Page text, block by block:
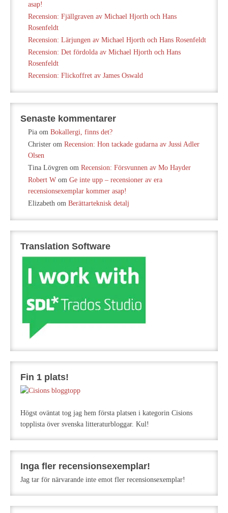
asap!
Recension: Fjällgraven av Michael Hjorth och Hans
Rosenfeldt
Recension: Lärjungen av Michael Hjorth och Hans Rosenfeldt
Recension: Det fördolda av Michael Hjorth och Hans
Rosenfeldt
Recension: Flickoffret av James Oswald
Senaste kommentarer
Pia om Bokallergi, finns det?
Christer om Recension: Hon tackade gudarna av Jussi Adler
Olsen
Tina Lövgren om Recension: Försvunnen av Mo Hayder
Robert W om Ge inte upp – recensioner av era
recensionsexemplar kommer asap!
Elizabeth om Berättarteknisk detalj
Translation Software
Fin 1 plats!
Högst oväntat tog jag hem första platsen i kategorin Cisions
topplista över svenska litteraturbloggar. Kul!
Inga fler recensionsexemplar!
Jag tar för närvarande inte emot fler recensionsexemplar!